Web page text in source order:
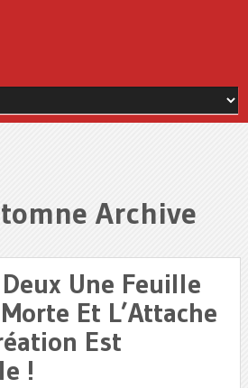
Archive
Une Feuille
Et L’Attache
Est
!